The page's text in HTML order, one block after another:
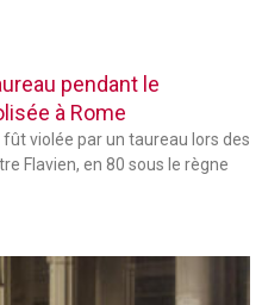
pendant le
à Rome
violée par un taureau lors des
Flavien, en 80 sous le règne